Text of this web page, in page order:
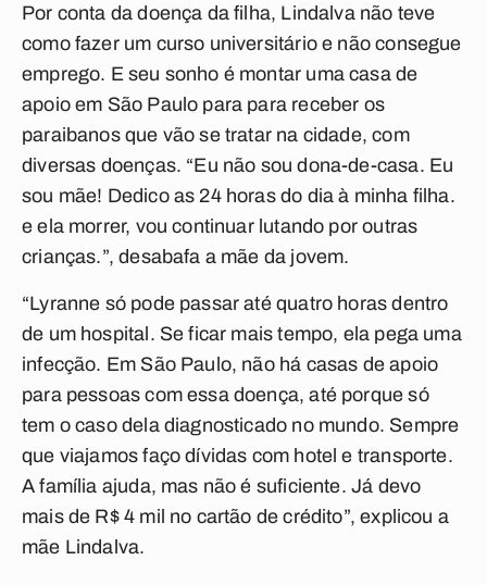
Por conta da doença da filha, Lindalva não teve
como fazer um curso universitário e não consegue
emprego. E seu sonho é montar uma casa de
apoio em São Paulo para para receber os
paraibanos que vão se tratar na cidade, com
diversas doenças. “Eu não sou dona-de-casa. Eu
sou mãe! Dedico as 24 horas do dia à minha filha.
e ela morrer, vou continuar lutando por outras
crianças.”, desabafa a mãe da jovem.
“Lyranne só pode passar até quatro horas dentro
de um hospital. Se ficar mais tempo, ela pega uma
infecção. Em São Paulo, não há casas de apoio
para pessoas com essa doença, até porque só
tem o caso dela diagnosticado no mundo. Sempre
que viajamos faço dívidas com hotel e transporte.
A família ajuda, mas não é suficiente. Já devo
mais de R$ 4 mil no cartão de crédito”, explicou a
mãe Lindalva.